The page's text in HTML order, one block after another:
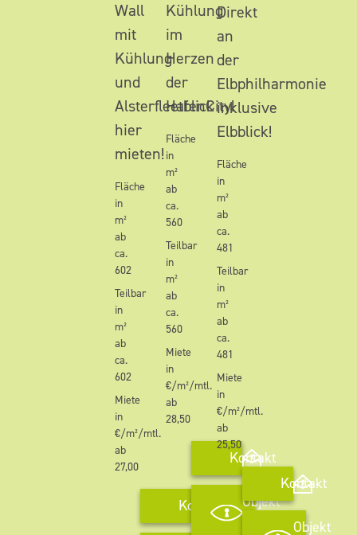
Wall
mit
Kühlung
und
Alsterfleetblick
hier
mieten!
Fläche
in
m²
ab
ca.
602
Teilbar
in
m²
ab
ca.
602
Miete
in
€/m²/mtl.
ab
27,00
Kontakt
Kühlung
im
Herzen
der
HafenCity!
Fläche
in
m²
ab
ca.
560
Teilbar
in
m²
ab
ca.
560
Miete
in
€/m²/mtl.
ab
28,50
Kontakt
Objekt
anschauen
Direkt
an
der
Elbphilharmonie
inklusive
Elbblick!
Fläche
in
m²
ab
ca.
481
Teilbar
in
m²
ab
ca.
481
Miete
in
€/m²/mtl.
ab
25,50
Kontakt
Objekt